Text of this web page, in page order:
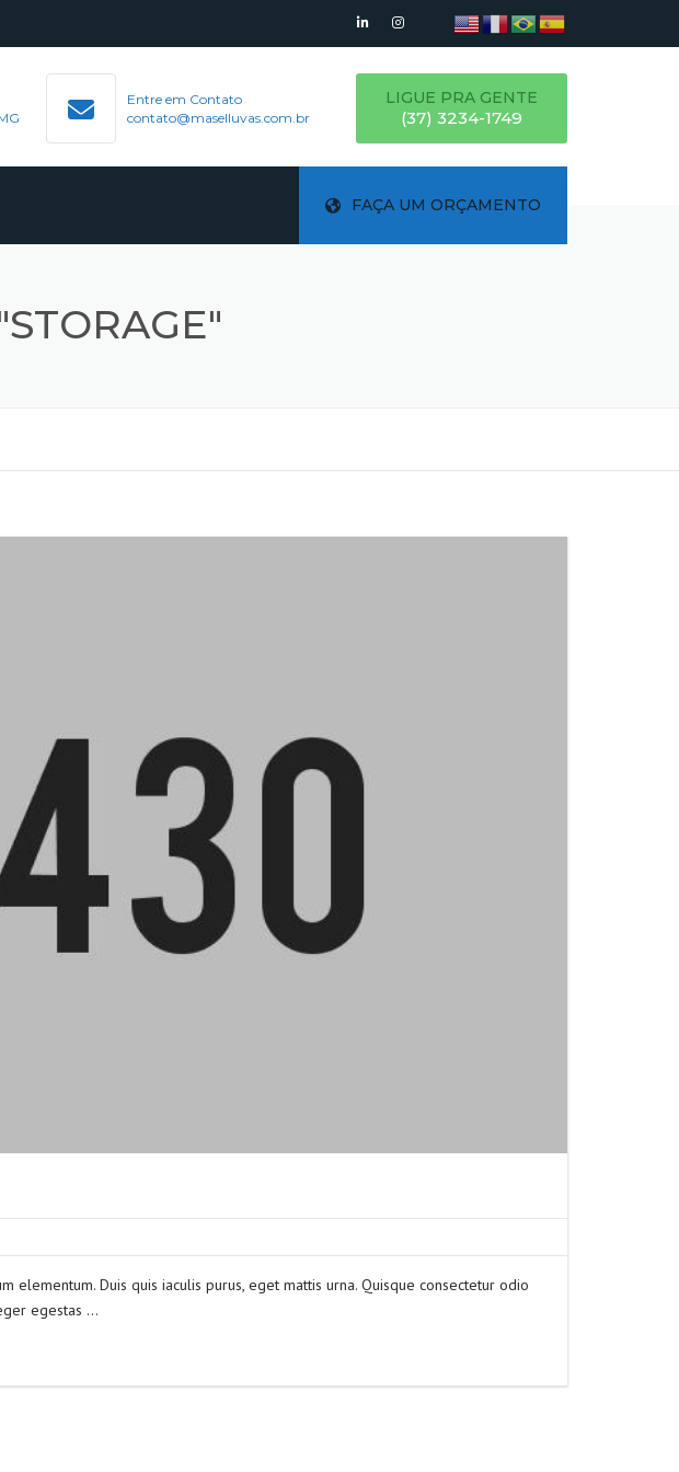
Entre em Contato
contato@maselluvas.com.br
LIGUE PRA GENTE
(37) 3234-1749
FAÇA UM ORÇAMENTO
Duis quis iaculis purus, eget mattis urna. Quisque consectetur odio
egestas …